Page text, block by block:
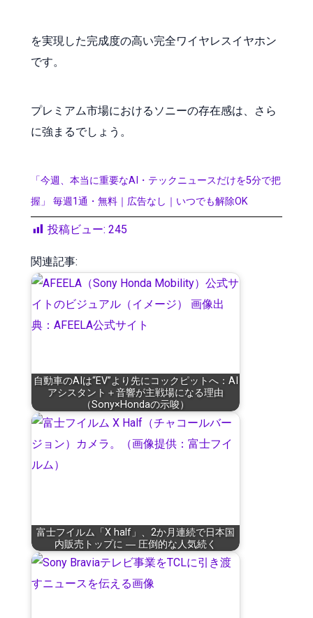
を実現した完成度の高い完全ワイヤレスイヤホン
です。
プレミアム市場におけるソニーの存在感は、さら
に強まるでしょう。
「今週、本当に重要なAI・テックニュースだけを5分で把
握」 毎週1通・無料｜広告なし｜いつでも解除OK
投稿ビュー: 245
関連記事:
自動車のAIは“EV”より先にコックピットへ：AI
アシスタント＋音響が主戦場になる理由
（Sony×Hondaの示唆）
富士フイルム「X half」、2か月連続で日本国
内販売トップに ― 圧倒的な人気続く